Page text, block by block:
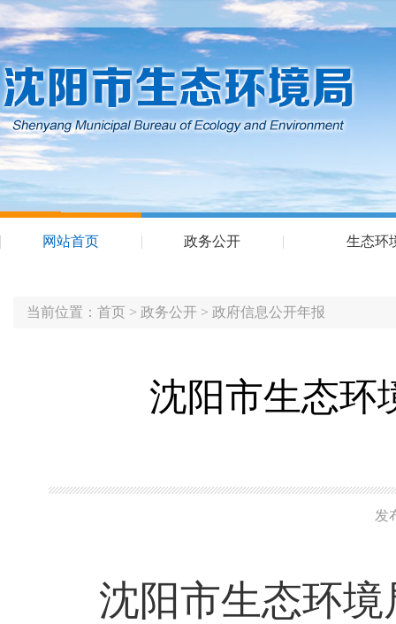
网站首页 政务公开 生态环
当前位置： 首页 > 政务公开 > 政府信息公开年报
沈阳市生态环
发
沈阳市生态环境